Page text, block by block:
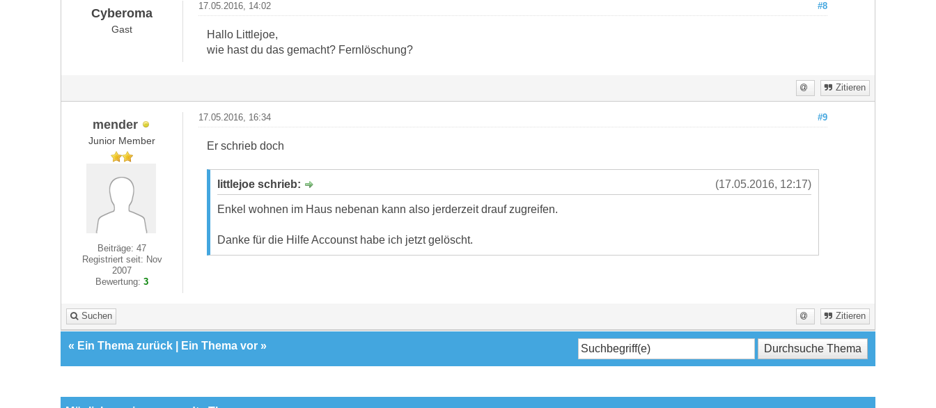
Cyberoma
Gast
#8
17.05.2016, 14:02
Hallo Littlejoe,
wie hast du das gemacht? Fernlöschung?
Zitieren
mender
Junior Member
Beiträge: 47
Registriert seit: Nov
2007
Bewertung:3
#9
17.05.2016, 16:34
Er schrieb doch
(17.05.2016, 12:17)
littlejoe schrieb:
Enkel wohnen im Haus nebenan kann also jerderzeit drauf zugreifen.
Danke für die Hilfe Accounst habe ich jetzt gelöscht.
Suchen Zitieren
« Ein Thema zurück Ein Thema vor »